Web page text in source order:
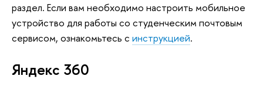
раздел. Если вам необходимо настроить мобильное
устройство для работы со студенческим почтовым
сервисом, ознакомьтесь с инструкцией.
Яндекс 360